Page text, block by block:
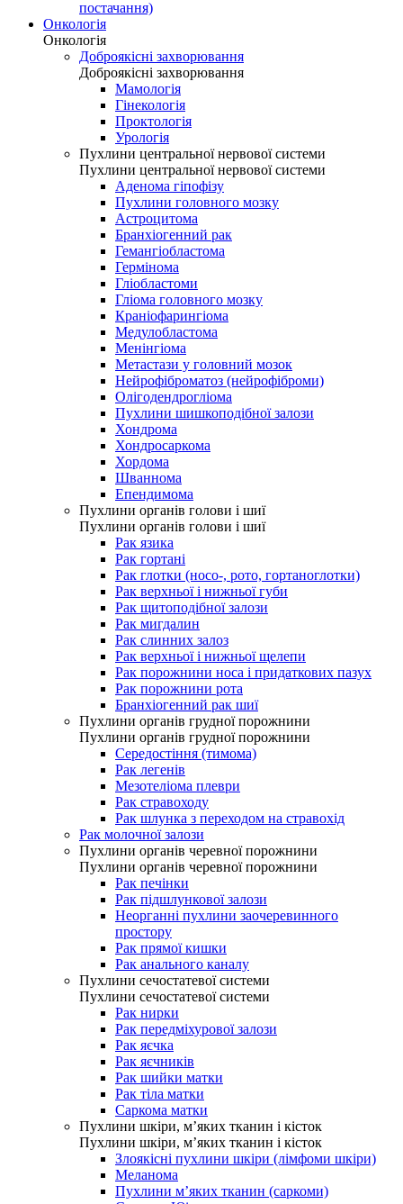
постачання)
Онкологія
Онкологія
Доброякісні захворювання
Доброякісні захворювання
Мамологія
Гінекологія
Проктологія
Урологія
Пухлини центральної нервової системи
Пухлини центральної нервової системи
Аденома гіпофізу
Пухлини головного мозку
Астроцитома
Бранхіогенний рак
Гемангіобластома
Гермінома
Гліобластоми
Гліома головного мозку
Краніофарингіома
Медулобластома
Менінгіома
Метастази у головний мозок
Нейрофіброматоз (нейрофіброми)
Олігодендрогліома
Пухлини шишкоподібної залози
Хондрома
Хондросаркома
Хордома
Шваннома
Епендимома
Пухлини органів голови і шиї
Пухлини органів голови і шиї
Рак язика
Рак гортані
Рак глотки (носо-, рото, гортаноглотки)
Рак верхньої і нижньої губи
Рак щитоподібної залози
Рак мигдалин
Рак слинних залоз
Рак верхньої і нижньої щелепи
Рак порожнини носа і придаткових пазух
Рак порожнини рота
Бранхіогенний рак шиї
Пухлини органів грудної порожнини
Пухлини органів грудної порожнини
Середостіння (тимома)
Рак легенів
Мезотеліома плеври
Рак стравоходу
Рак шлунка з переходом на стравохід
Рак молочної залози
Пухлини органів черевної порожнини
Пухлини органів черевної порожнини
Рак печінки
Рак підшлункової залози
Неорганні пухлини заочеревинного
простору
Рак прямої кишки
Рак анального каналу
Пухлини сечостатевої системи
Пухлини сечостатевої системи
Рак нирки
Рак передміхурової залози
Рак яєчка
Рак яєчників
Рак шийки матки
Рак тіла матки
Саркома матки
Пухлини шкіри, м’яких тканин і кісток
Пухлини шкіри, м’яких тканин і кісток
Злоякісні пухлини шкіри (лімфоми шкіри)
Меланома
Пухлини м’яких тканин (саркоми)